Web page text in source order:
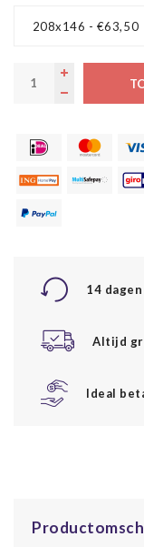
208x146 - €63,50
14
Altijd
Ideal